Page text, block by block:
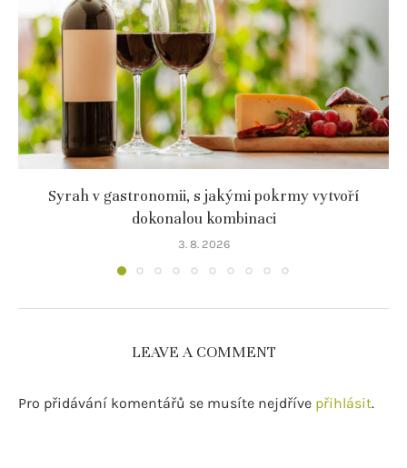
Syrah v gastronomii, s jakými pokrmy vytvoří
dokonalou kombinaci
3. 8. 2026
LEAVE A COMMENT
Pro přidávání komentářů se musíte nejdříve přihlásit.